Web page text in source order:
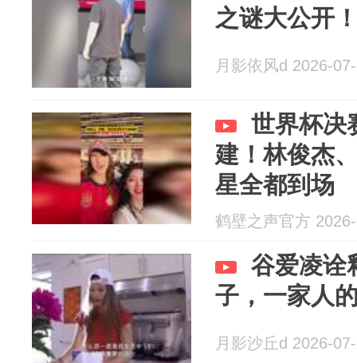
之谜大公开
月影依风d 2026-
世界杯决
建！林俊杰
星全都到场
鹤壁之声官方
谷爱凌诠
子，一家人
月影沙丘d 2026-